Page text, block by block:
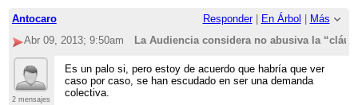
Antocaro Responder| En Árbol
Más
Abr 09, 2013; 9:50am
La Audiencia considera no abusiva la
2 mensajes
Es un palo si, pero estoy de acuerdo que habría que ver
caso por caso, se han escudado en ser una demanda
colectiva.